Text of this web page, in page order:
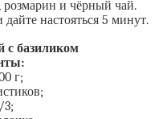
розмарин и чёрный чай.
настояться 5 минут.
с базиликом
г;
3;